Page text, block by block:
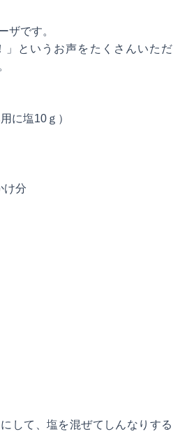
ザです。
」というお声をたくさんいただ
に塩10ｇ）
け分
して、塩を混ぜてしんなりする